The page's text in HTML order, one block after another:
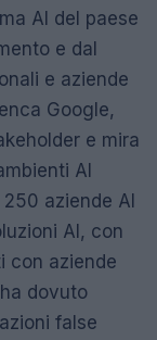
AI del paese
e dal
e aziende
Google,
e mira
AI
aziende AI
AI, con
con aziende
dovuto
false